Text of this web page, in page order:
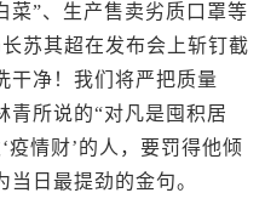
菜”、生产售卖劣质口罩等
苏其超在发布会上斩钉截
干净！我们将严把质量
青所说的“对凡是囤积居
情财’的人，要罚得他倾
日最提劲的金句。